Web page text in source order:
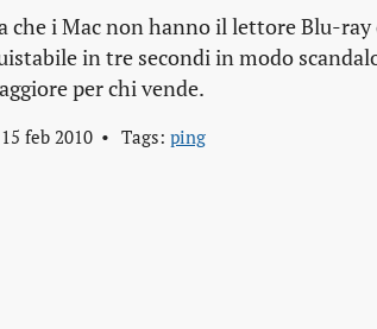
che i Mac non hanno il lettore Blu-
in tre secondi in modo
per chi vende.
15 feb 2010 Tags: ping